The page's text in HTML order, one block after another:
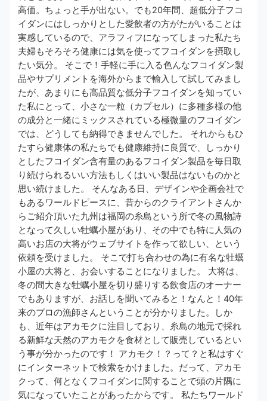
高価。ちょっと手が出ない。でも20年間、超低分子フコ
イダンにはしっかりとした愛飲者の方がたがいることは
実感しているので、アラフィフになってしまった私たち
夫婦もそろそろ健康には気を使ってフコイダンを摂取し
たい気分。 そこで！手軽に手に入る色んなフコイダン製
品やサプリメントを海外からまで輸入して試してみまし
たが、あまりにも​高品質な低分子フコイダンを知ってい
た私にとって、小さな一粒（カプセル）に多種多様の他
の成分と一緒にミックスされている極微量のフコイダン
では、どうしても納得できませんでした​。 それからもひ
たすら​健康体の私たちでも健康維持に良質で、しっかり
としたフコイダン含有量のあるフコイダン製品を毎日取
り続けられるいい方法もしくはいい製品はないものかと
思い続けました​。 そんなある日、デザインや企画会社で
もあるワールドピースに、昔からのクライアントさんか
らご紹介頂いた九州は福岡の糸島という所で冬の風物詩
となって久しい牡蠣小屋があり、その中でも特に人気の
高いお店の大将がウェブサイトを作って欲しい、という
依頼を受けました。 そこで打ち合わせの為に有名な牡蠣
小屋の大将と、お会いすることになりました。 大将は、
冬の間大きな牡蠣小屋を切り盛りする飲食店のオーナー
でもありますが、お話しを聞いてみると！なんと！40年
来のプロの漁師さんということが分かりました。しか
も、近年はアカモクに注目しており、糸島の地元で採れ
る新鮮な天然のアカモクを食材として販売しているとい
う事が分かったのです！ アカモク！？って？と私はすぐ
にインターネットで検索をかけました。だって、アカモ
クって、何となくフコイダンに関することで頭の片隅に
気になっていたことがあったからです。 私たちワールド